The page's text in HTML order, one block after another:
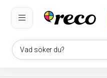
Vad söker du?